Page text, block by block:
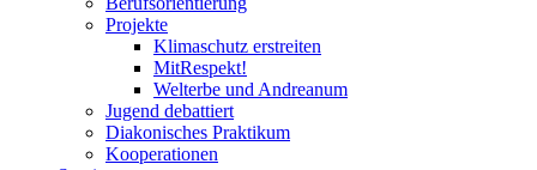
Projekte
Klimaschutz erstreiten
MitRespekt!
Welterbe und Andreanum
Jugend debattiert
Diakonisches Praktikum
Kooperationen